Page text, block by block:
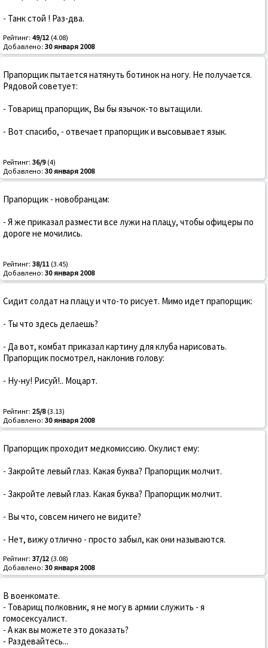
- Танк стой ! Раз-два.
Рейтинг: 49/12 (4.08)
Добавлено: 30 января 2008
Прапорщик пытается натянуть ботинок на ногу. Не получается.
Рядовой советует:
- Товарищ прапорщик, Вы бы язычок-то вытащили.
- Вот спасибо, - отвечает прапорщик и высовывает язык.
Рейтинг: 36/9(4)
Добавлено: 30 января 2008
Прапорщик - новобранцам:
- Я же приказал размести все лужи на плацу, чтобы офицеры по
дороге не мочились.
Рейтинг: 38/11 (3.45)
Добавлено: 30 января 2008
Сидит солдат на плацу и что-то рисует. Мимо идет прапорщик:
- Ты что здесь делаешь?
- Да вот, комбат приказал картину для клуба нарисовать.
Прапорщик посмотрел, наклонив голову:
- Ну-ну! Рисуй!.. Моцарт.
Рейтинг: 25/8(3.13)
Добавлено: 30 января 2008
Прапорщик проходит медкомиссию. Окулист ему:
- Закройте левый глаз. Какая буква? Прапорщик молчит.
- Закройте левый глаз. Какая буква? Прапорщик молчит.
- Вы что, совсем ничего не видите?
- Нет, вижу отлично - просто забыл, как они называются.
Рейтинг: 37/12 (3.08)
Добавлено: 30 января 2008
В военкомате.
- Товарищ полковник, я не могу в армии служить - я
гомосексуалист.
- А как вы можете это доказать?
- Раздевайтесь...